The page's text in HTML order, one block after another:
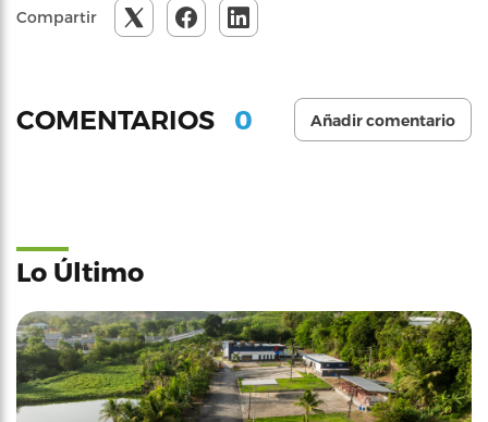
Compartir
COMENTARIOS 0 Añadir comentario
Lo Último